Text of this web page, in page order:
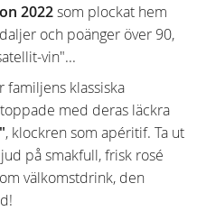
2022som plockat hem
och poänger över 90,
vin"...
familjens klassiska
med deras läckra
, klockren som apéritif. Ta ut
på smakfull, frisk rosé
välkomstdrink, den